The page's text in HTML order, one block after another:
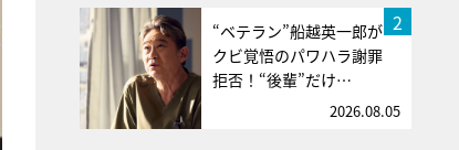
2
“ベテラン”船越英一郎が
クビ覚悟のパワハラ謝罪
拒否！“後輩”だけ…
2026.08.05